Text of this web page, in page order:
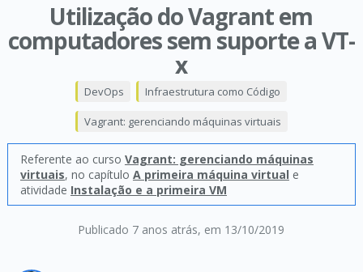
Utilização do Vagrant em
computadores sem suporte a VT-
x
Publicado 7 anos atrás, em 13/10/2019
DevOps Infraestrutura como Código
Vagrant: gerenciando máquinas virtuais
Referente ao curso Vagrant: gerenciando máquinas
virtuais, no capítulo A primeira máquina virtual e
atividade Instalação e a primeira VM